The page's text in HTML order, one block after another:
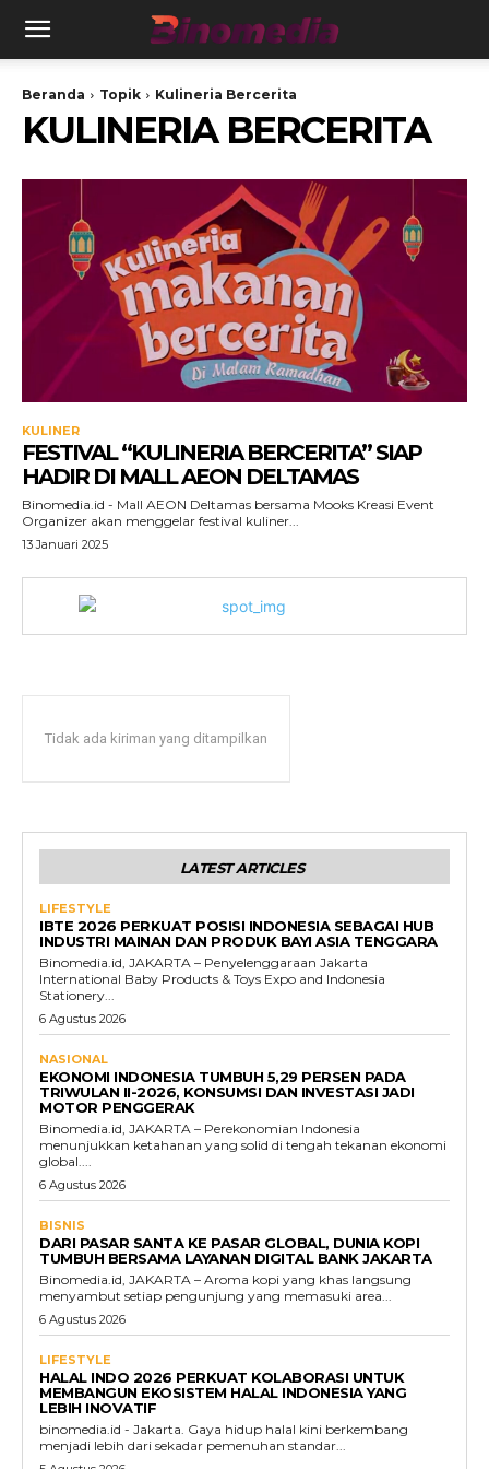
Beranda Topik Kulineria Bercerita
KULINERIA BERCERITA
KULINER
FESTIVAL “KULINERIA BERCERITA” SIAP
HADIR DI MALL AEON DELTAMAS
Binomedia.id - Mall AEON Deltamas bersama Mooks Kreasi Event
Organizer akan menggelar festival kuliner...
13 Januari 2025
Tidak ada kiriman yang ditampilkan
LATEST ARTICLES
LIFESTYLE
IBTE 2026 PERKUAT POSISI INDONESIA SEBAGAI HUB
INDUSTRI MAINAN DAN PRODUK BAYI ASIA TENGGARA
Binomedia.id, JAKARTA – Penyelenggaraan Jakarta
International Baby Products & Toys Expo and Indonesia
Stationery...
6 Agustus 2026
NASIONAL
EKONOMI INDONESIA TUMBUH 5,29 PERSEN PADA
TRIWULAN II-2026, KONSUMSI DAN INVESTASI JADI
MOTOR PENGGERAK
Binomedia.id, JAKARTA – Perekonomian Indonesia
menunjukkan ketahanan yang solid di tengah tekanan ekonomi
global....
6 Agustus 2026
BISNIS
DARI PASAR SANTA KE PASAR GLOBAL, DUNIA KOPI
TUMBUH BERSAMA LAYANAN DIGITAL BANK JAKARTA
Binomedia.id, JAKARTA – Aroma kopi yang khas langsung
menyambut setiap pengunjung yang memasuki area...
6 Agustus 2026
LIFESTYLE
HALAL INDO 2026 PERKUAT KOLABORASI UNTUK
MEMBANGUN EKOSISTEM HALAL INDONESIA YANG
LEBIH INOVATIF
binomedia.id - Jakarta. Gaya hidup halal kini berkembang
menjadi lebih dari sekadar pemenuhan standar...